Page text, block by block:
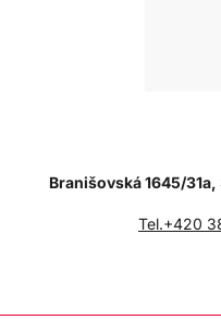
Branišovská 1645/
Tel.+420